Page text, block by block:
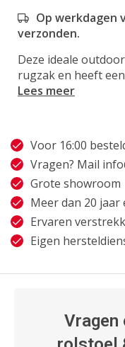
Op werkdagen
verzonden.
Deze ideale
rugzak en heeft
Lees meer
Voor 16:00
Vragen? Mail
Grote showroom
Meer dan 20
Ervaren
Eigen
Vragen